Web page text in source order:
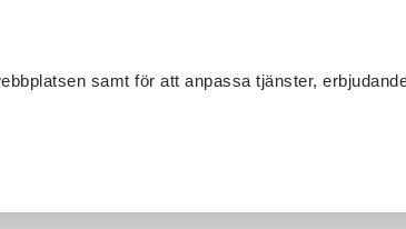
samt för att anpassa tjänster,